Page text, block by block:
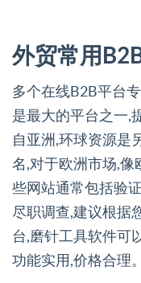
外贸常用
多个在线B2B平台
是最大的平台之一,
自亚洲,环球资源是
名,对于欧洲市场,像
些网站通常包括验
尽职调查,建议根据
台,磨针工具软件可
功能实用,价格合理。